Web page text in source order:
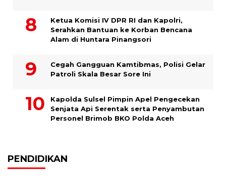
Ketua Komisi IV DPR RI dan Kapolri,
Serahkan Bantuan ke Korban Bencana
Alam di Huntara Pinangsori
Cegah Gangguan Kamtibmas, Polisi Gelar
Patroli Skala Besar Sore Ini
Kapolda Sulsel Pimpin Apel Pengecekan
Senjata Api Serentak serta Penyambutan
Personel Brimob BKO Polda Aceh
PENDIDIKAN